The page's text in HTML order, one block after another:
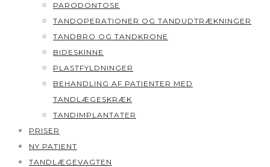
PARODONTOSE
TANDOPERATIONER OG TANDUDTRÆKNINGER
TANDBRO OG TANDKRONE
BIDESKINNE
PLASTFYLDNINGER
BEHANDLING AF PATIENTER MED
TANDLÆGESKRÆK
TANDIMPLANTATER
PRISER
NY PATIENT
TANDLÆGEVAGTEN